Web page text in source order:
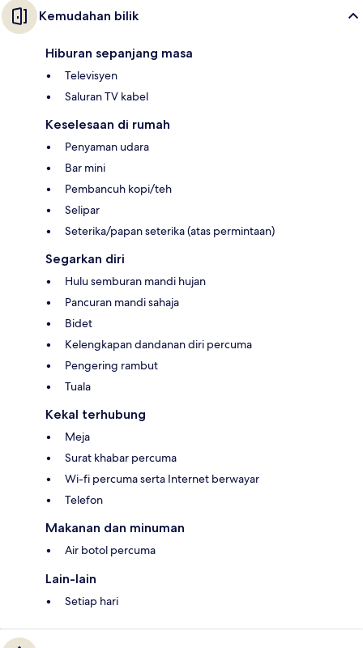
Kemudahan bilik
Hiburan sepanjang masa
Televisyen
Saluran TV kabel
Keselesaan di rumah
Penyaman udara
Bar mini
Pembancuh kopi/teh
Selipar
Seterika/papan seterika (atas permintaan)
Segarkan diri
Hulu semburan mandi hujan
Pancuran mandi sahaja
Bidet
Kelengkapan dandanan diri percuma
Pengering rambut
Tuala
Kekal terhubung
Meja
Surat khabar percuma
Wi-fi percuma serta Internet berwayar
Telefon
Makanan dan minuman
Air botol percuma
Lain-lain
Setiap hari